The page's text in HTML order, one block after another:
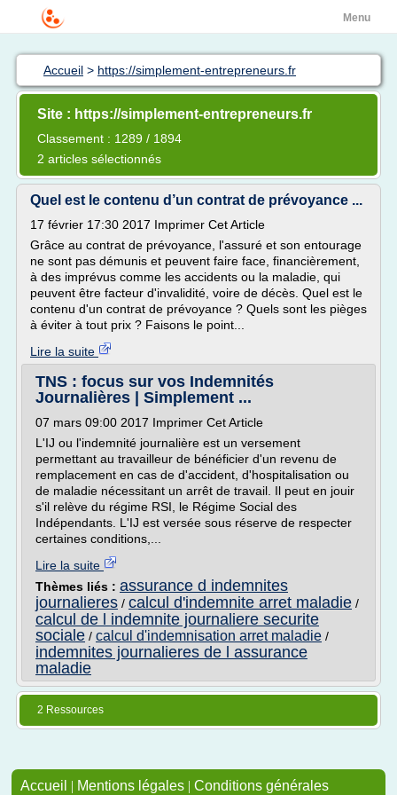
Menu
Accueil > https://simplement-entrepreneurs.fr
Site : https://simplement-entrepreneurs.fr
Classement : 1289 / 1894
2 articles sélectionnés
Quel est le contenu d’un contrat de prévoyance ...
17 février 17:30 2017 Imprimer Cet Article
Grâce au contrat de prévoyance, l'assuré et son entourage
ne sont pas démunis et peuvent faire face, financièrement,
à des imprévus comme les accidents ou la maladie, qui
peuvent être facteur d'invalidité, voire de décès. Quel est le
contenu d'un contrat de prévoyance ? Quels sont les pièges
à éviter à tout prix ? Faisons le point...
Lire la suite
TNS : focus sur vos Indemnités
Journalières | Simplement ...
07 mars 09:00 2017 Imprimer Cet Article
L'IJ ou l'indemnité journalière est un versement
permettant au travailleur de bénéficier d'un revenu de
remplacement en cas de d'accident, d'hospitalisation ou
de maladie nécessitant un arrêt de travail. Il peut en jouir
s'il relève du régime RSI, le Régime Social des
Indépendants. L'IJ est versée sous réserve de respecter
certaines conditions,...
Lire la suite
Thèmes liés : assurance d indemnites
journalieres / calcul d'indemnite arret maladie /
calcul de l indemnite journaliere securite
sociale / calcul d'indemnisation arret maladie /
indemnites journalieres de l assurance
maladie
2 Ressources
Accueil | Mentions légales | Conditions générales